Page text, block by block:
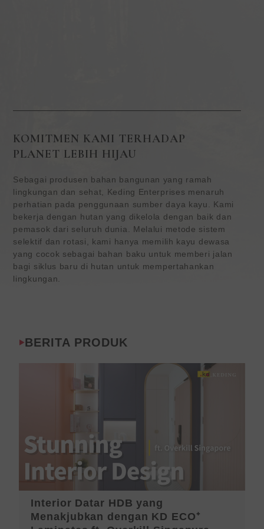
KOMITMEN KAMI TERHADAP
PLANET LEBIH HIJAU
Sebagai produsen bahan bangunan yang ramah
lingkungan dan sehat, Keding Enterprises menaruh
perhatian pada penggunaan sumber daya kayu. Kami
bekerja dengan hutan yang dikelola dengan baik dan
pemasok dari seluruh dunia. Melalui metode sistem
selektif dan rotasi, kami hanya memilih kayu dewasa
yang cocok sebagai bahan baku untuk memberi jalan
bagi siklus baru di hutan untuk mempertahankan
lingkungan.
BERITA PRODUK
Interior Datar HDB yang
Menakjubkan dengan KD ECO⁺